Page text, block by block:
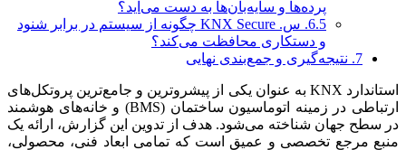
پرده‌ها و سایه‌بان‌ها به دست می‌آید؟
6.5.
س. KNX Secure چگونه از سیستم در برابر شنود
و دستکاری محافظت می‌کند؟
7. نتیجه‌گیری و جمع‌بندی نهایی
استاندارد KNX به عنوان یکی از پیشروترین و جامع‌ترین پروتکل‌های
ارتباطی در زمینه اتوماسیون ساختمان (BMS) و خانه‌های هوشمند
در سطح جهان شناخته می‌شود. هدف از تدوین این گزارش، ارائه یک
منبع مرجع تخصصی و عمیق است که تمامی ابعاد فنی، محصولی،